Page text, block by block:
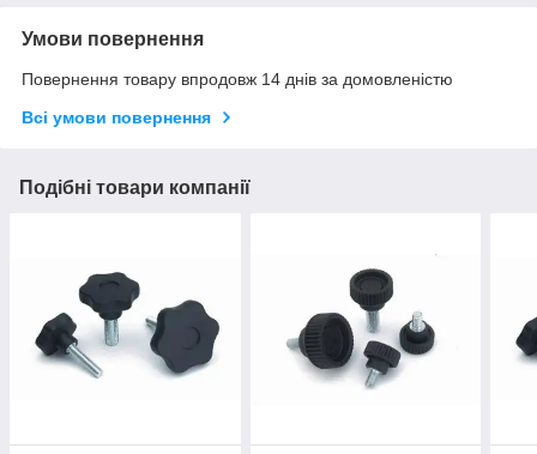
Умови повернення
Повернення товару впродовж 14 днів за домовленістю
Всі умови повернення
Подібні товари компанії